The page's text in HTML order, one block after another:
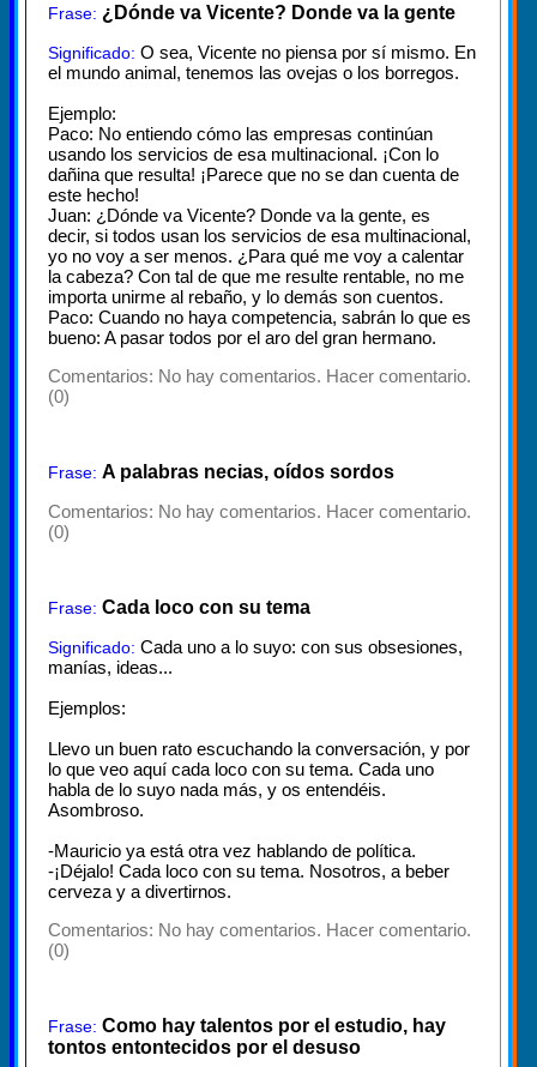
Frase: ¿Dónde va Vicente? Donde va la gente
Significado: O sea, Vicente no piensa por sí mismo. En
el mundo animal, tenemos las ovejas o los borregos.
Ejemplo:
Paco: No entiendo cómo las empresas continúan
usando los servicios de esa multinacional. ¡Con lo
dañina que resulta! ¡Parece que no se dan cuenta de
este hecho!
Juan: ¿Dónde va Vicente? Donde va la gente, es
decir, si todos usan los servicios de esa multinacional,
yo no voy a ser menos. ¿Para qué me voy a calentar
la cabeza? Con tal de que me resulte rentable, no me
importa unirme al rebaño, y lo demás son cuentos.
Paco: Cuando no haya competencia, sabrán lo que es
bueno: A pasar todos por el aro del gran hermano.
Comentarios: No hay comentarios. Hacer comentario.
(0)
Frase: A palabras necias, oídos sordos
Comentarios: No hay comentarios. Hacer comentario.
(0)
Frase: Cada loco con su tema
Significado: Cada uno a lo suyo: con sus obsesiones,
manías, ideas...
Ejemplos:
Llevo un buen rato escuchando la conversación, y por
lo que veo aquí cada loco con su tema. Cada uno
habla de lo suyo nada más, y os entendéis.
Asombroso.
-Mauricio ya está otra vez hablando de política.
-¡Déjalo! Cada loco con su tema. Nosotros, a beber
cerveza y a divertirnos.
Comentarios: No hay comentarios. Hacer comentario.
(0)
Frase: Como hay talentos por el estudio, hay
tontos entontecidos por el desuso